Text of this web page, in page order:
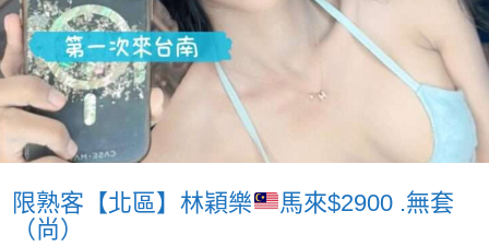
限熟客【北區】林穎樂
馬來$2900 .無套
（尚）